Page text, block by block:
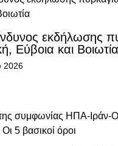
εκδήλωσης
Εύβοια και Βοιωτία
2026